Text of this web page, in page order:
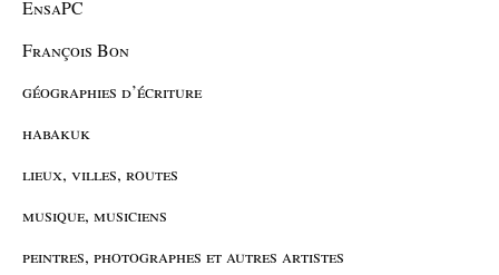
EnsaPC
François Bon
géographies d’écriture
habakuk
lieux, villes, routes
musique, musiciens
peintres, photographes et autres artistes